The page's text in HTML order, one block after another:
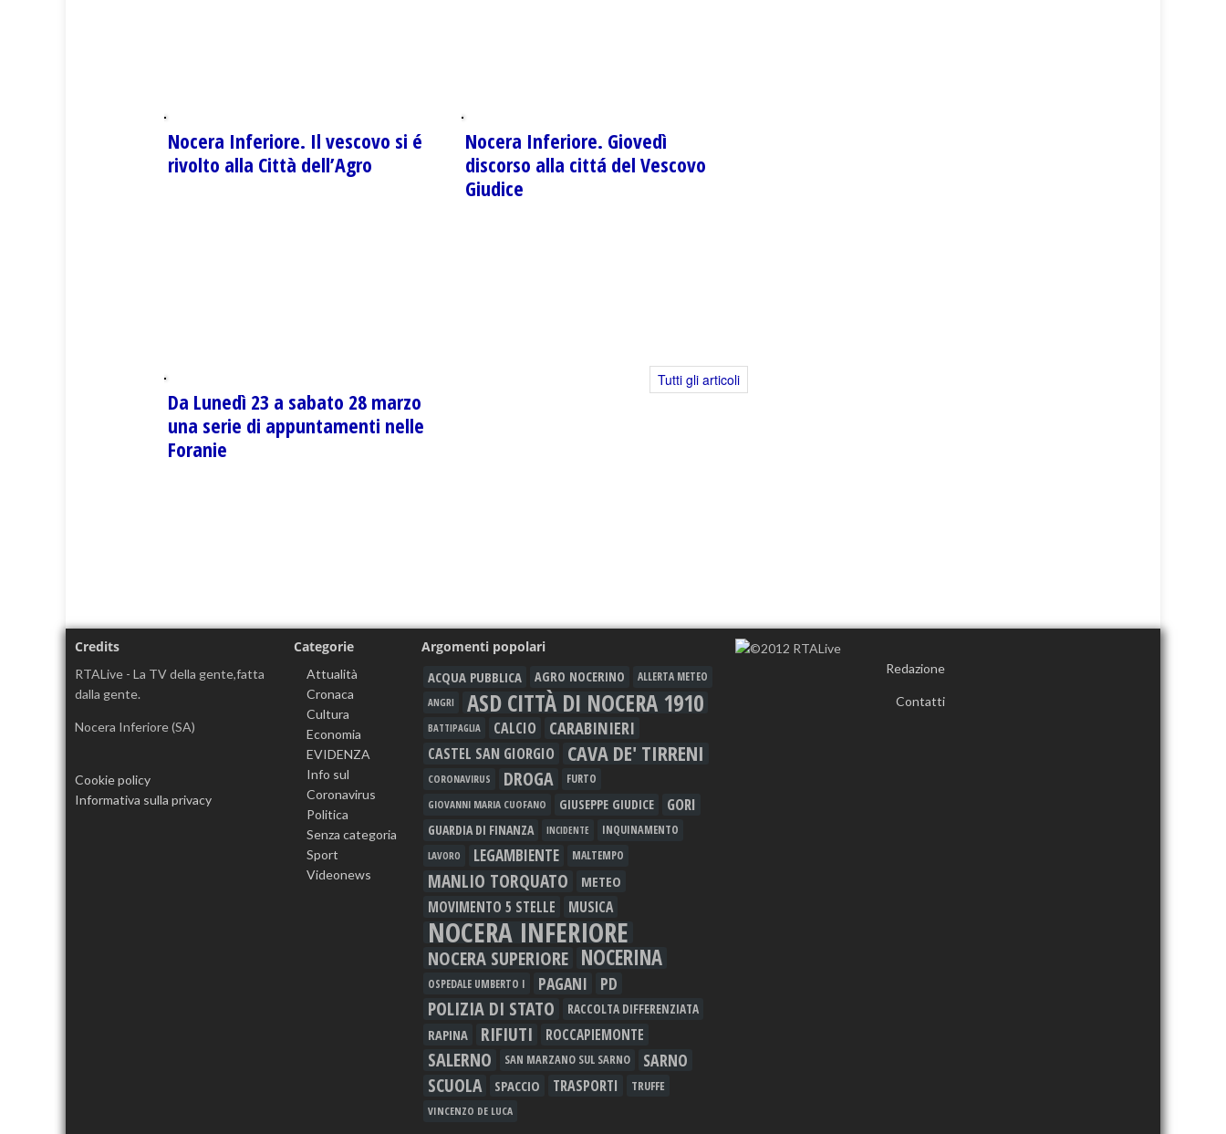
Nocera Inferiore. Il vescovo si é
rivolto alla Città dell’Agro
Nocera Inferiore. Giovedì
discorso alla cittá del Vescovo
Giudice
Da Lunedì 23 a sabato 28 marzo
una serie di appuntamenti nelle
Foranie
Tutti gli articoli
Credits
RTALive - La TV della gente,fatta
dalla gente.
Nocera Inferiore (SA)
Cookie policy
Informativa sulla privacy
Categorie
Attualità
Cronaca
Cultura
Economia
EVIDENZA
Info sul
Coronavirus
Politica
Senza categoria
Sport
Videonews
Argomenti popolari
ACQUA PUBBLICA AGRO NOCERINO
ALLERTA METEO
ANGRI
ASD CITTÀ DI NOCERA 1910
BATTIPAGLIA CALCIO CARABINIERI
CASTEL SAN GIORGIO CAVA DE' TIRRENI
CORONAVIRUS DROGA FURTO
GIOVANNI MARIA CUOFANO GIUSEPPE GIUDICE GORI
GUARDIA DI FINANZA INCIDENTE INQUINAMENTO
LAVORO LEGAMBIENTE MALTEMPO
MANLIO TORQUATO METEO
MOVIMENTO 5 STELLE MUSICA
NOCERA INFERIORE
NOCERA SUPERIORE NOCERINA
OSPEDALE UMBERTO I PAGANI PD
POLIZIA DI STATO RACCOLTA DIFFERENZIATA
RAPINA RIFIUTI ROCCAPIEMONTE
SALERNO SAN MARZANO SUL SARNO SARNO
SCUOLA SPACCIO TRASPORTI TRUFFE
VINCENZO DE LUCA
Redazione
Contatti